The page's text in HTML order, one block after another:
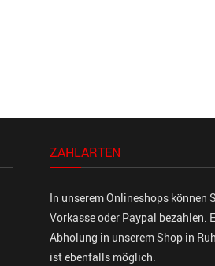
ZAHLARTEN
In unserem Onlineshops können
Vorkasse oder Paypal bezahlen.
Abholung in unserem Shop in
ist ebenfalls möglich.